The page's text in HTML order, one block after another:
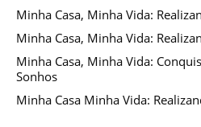
Minha Casa, Minha Vida:
Minha Casa, Minha Vida:
Minha Casa, Minha Vida:
Sonhos
Minha Casa Minha Vida: